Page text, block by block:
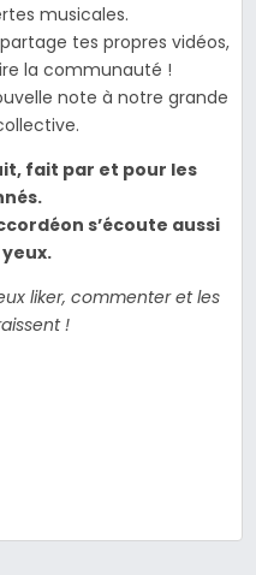
musicales.
tes propres vidéos,
la communauté !
note à notre grande
fait par et pour les
s’écoute aussi
liker, commenter et les
!